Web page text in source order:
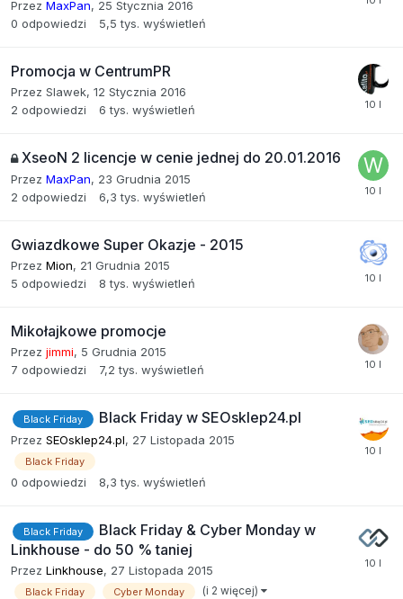
Przez MaxPan, 25 Stycznia 2016
0 odpowiedzi 5,5 tys. wyświetleń
Promocja w CentrumPR
Przez Slawek, 12 Stycznia 2016
2 odpowiedzi 6 tys. wyświetleń
XseoN 2 licencje w cenie jednej do 20.01.2016
Przez MaxPan, 23 Grudnia 2015
2 odpowiedzi 6,3 tys. wyświetleń
Gwiazdkowe Super Okazje - 2015
Przez Mion, 21 Grudnia 2015
5 odpowiedzi 8 tys. wyświetleń
Mikołajkowe promocje
Przez jimmi, 5 Grudnia 2015
7 odpowiedzi 7,2 tys. wyświetleń
Black Friday Black Friday w SEOsklep24.pl
Przez SEOsklep24.pl, 27 Listopada 2015
Black Friday
0 odpowiedzi 8,3 tys. wyświetleń
Black Friday
Black Friday & Cyber Monday w
Linkhouse - do 50 % taniej
Przez Linkhouse, 27 Listopada 2015
Black Friday Cyber Monday (i 2 więcej)